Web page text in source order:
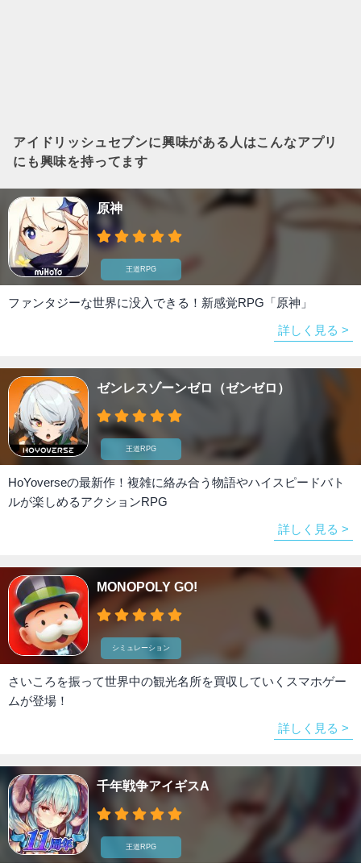
アイドリッシュセブンに興味がある人はこんなアプリ
にも興味を持ってます
原神
王道RPG
ファンタジーな世界に没入できる！新感覚RPG「原神」
詳しく見る >
ゼンレスゾーンゼロ（ゼンゼロ）
王道RPG
HoYoverseの最新作！複雑に絡み合う物語やハイスピードバト
ルが楽しめるアクションRPG
詳しく見る >
MONOPOLY GO!
シミュレーション
さいころを振って世界中の観光名所を買収していくスマホゲー
ムが登場！
詳しく見る >
千年戦争アイギスA
王道RPG